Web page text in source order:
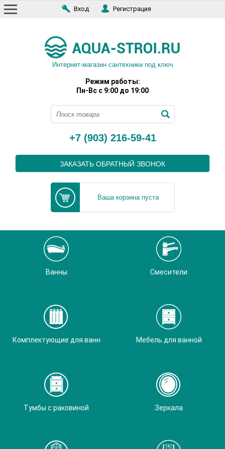
Вход Регистрация
Интернет-магазин сантехники под ключ
Режим работы:
Пн-Вс с 9:00 до 19:00
+7 (903) 216-59-41
ЗАКАЗАТЬ ОБРАТНЫЙ ЗВОНОК
Ваша корзина пуста
Ванны Смесители
Комплектующие для ванн Мебель для ванной
Тумбы с раковиной Зеркала